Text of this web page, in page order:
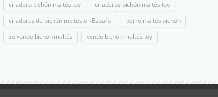
criadero bichón maltés toy
criaderos bichón maltés toy
criadores de bichón maltés en España
perro maltés bichón
se vende bichón maltés
vendo bichón maltés toy